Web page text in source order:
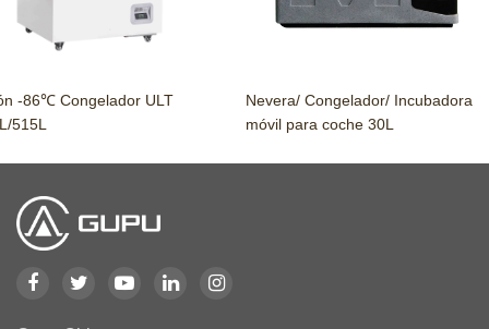
-86℃ Congelador ULT
515L
Nevera/ Congelador/ Incubadora
móvil para coche 30L